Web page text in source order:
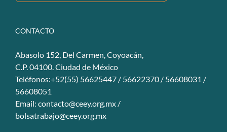
CONTACTO
Abasolo 152, Del Carmen, Coyoacán,
C.P. 04100. Ciudad de México
Teléfonos:+52(55) 56625447 / 56622370 / 56608031 /
56608051
Email: contacto@ceey.org.mx /
bolsatrabajo@ceey.org.mx